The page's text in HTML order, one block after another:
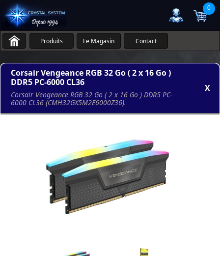
0
Produits Le Magasin Contact
Corsair Vengeance RGB 32 Go ( 2 x 16 Go )
DDR5 PC-6000 CL36
Corsair Vengeance RGB 32 Go ( 2 x 16 Go ) DDR5 PC-
6000 CL36 (CMH32GX5M2E6000Z36).
X